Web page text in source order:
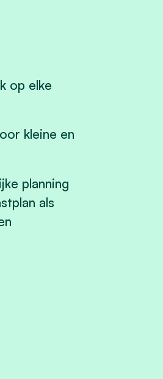
op elke
kleine en
planning
als